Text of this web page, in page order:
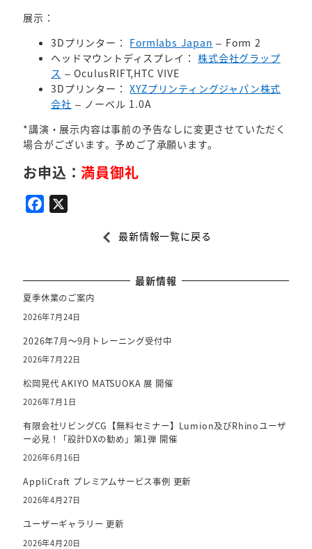
展示：
3Dプリンター： Formlabs Japan – Form 2
ヘッドマウントディスプレイ：株式会社グラップ
ス – OculusRIFT,HTC VIVE
3Dプリンター：XYZプリンティングジャパン株式
会社 – ノーベル 1.0A
*講演・展示内容は事前の予告なしに変更させていただく
場合がございます。予めご了承願います。
お申込：満員御礼
o
o
最新情報一覧に戻る
最新情報
夏季休業のご案内
2026年7月24日
2026年7月～9月トレーニング受付中
2026年7月22日
松岡晃代 AKIYO MATSUOKA 展 開催
2026年7月1日
有限会社リビングCG【無料セミナー】Lumion及びRhinoユーザ
ー必見！「設計DXの勧め」第1弾 開催
2026年6月16日
AppliCraft プレミアムサービス事例 更新
2026年4月27日
ユーザーギャラリー 更新
2026年4月20日